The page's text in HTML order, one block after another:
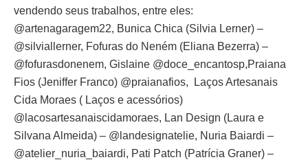
vendendo seus trabalhos, entre eles:
@artenagaragem22, Bunica Chica (Silvia Lerner) –
@silviallerner, Fofuras do Neném (Eliana Bezerra) –
@fofurasdonenem, Gislaine @doce_encantosp,Praiana
Fios (Jeniffer Franco) @praianafios, Laços Artesanais
Cida Moraes ( Laços e acessórios)
@lacosartesanaiscidamoraes, Lan Design (Laura e
Silvana Almeida) – @landesignatelie, Nuria Baiardi –
@atelier_nuria_baiardi, Pati Patch (Patrícia Graner) –